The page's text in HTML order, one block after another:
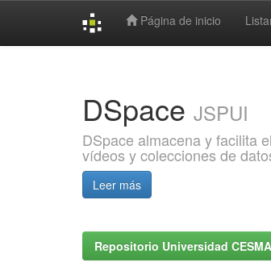
Página de inicio
DSpace JSPUI
DSpace almacena y facilita
vídeos y colecciones de
Leer más
Repositorio Universidad